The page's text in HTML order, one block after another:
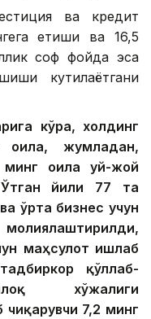
ва кредит
етиши ва 16,5
соф фойда эса
кутилаётгани
кўра, холдинг
оила, жумладан,
минг оила уй-жой
йили 77 та
ўрта бизнес учун
маҳсулот ишлаб
қўллаб-
хўжалиги
7,2 минг